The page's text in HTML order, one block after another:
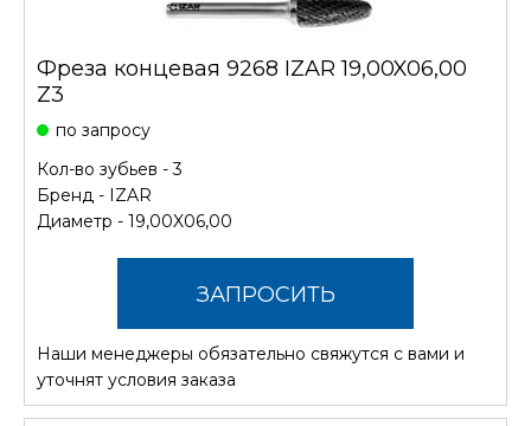
Фреза концевая 9268 IZAR 19,00X06,00
Z3
по запросу
Кол-во зубьев - 3
Бренд - IZAR
Диаметр - 19,00X06,00
ЗАПРОСИТЬ
СТОИМОСТЬ
Наши менеджеры обязательно свяжутся с вами и
уточнят условия заказа